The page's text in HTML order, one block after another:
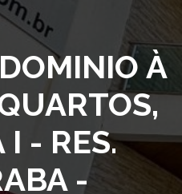
À
- RES.
-